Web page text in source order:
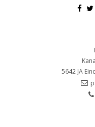
5642 JA